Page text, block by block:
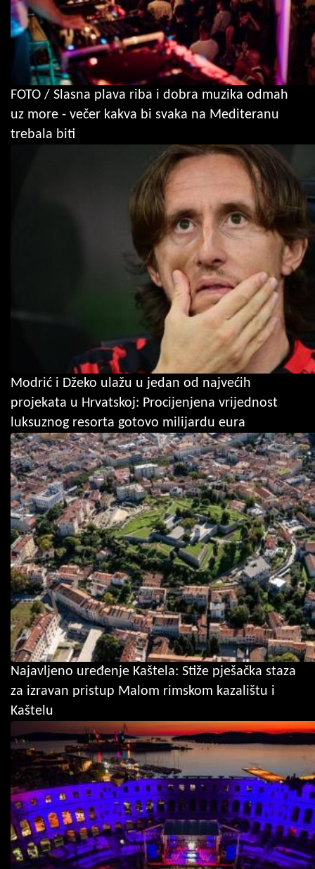
FOTO / Slasna plava riba i dobra muzika odmah
uz more - večer kakva bi svaka na Mediteranu
trebala biti
Modrić i Džeko ulažu u jedan od najvećih
projekata u Hrvatskoj: Procijenjena vrijednost
luksuznog resorta gotovo milijardu eura
Najavljeno uređenje Kaštela: Stiže pješačka staza
za izravan pristup Malom rimskom kazalištu i
Kaštelu